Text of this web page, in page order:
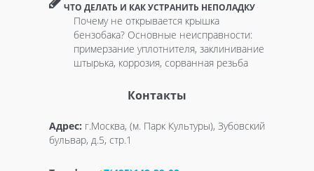
ЧТО ДЕЛАТЬ И КАК УСТРАНИТЬ НЕПОЛАДКУ
Почему не открывается крышка
бензобака? Основные неисправности:
примерзание уплотнителя, заклинивание
штырька, коррозия, сорванная резьба
Контакты
Адрес: г.Москва, (м. Парк Культуры), Зубовский
бульвар, д.5, стр.1